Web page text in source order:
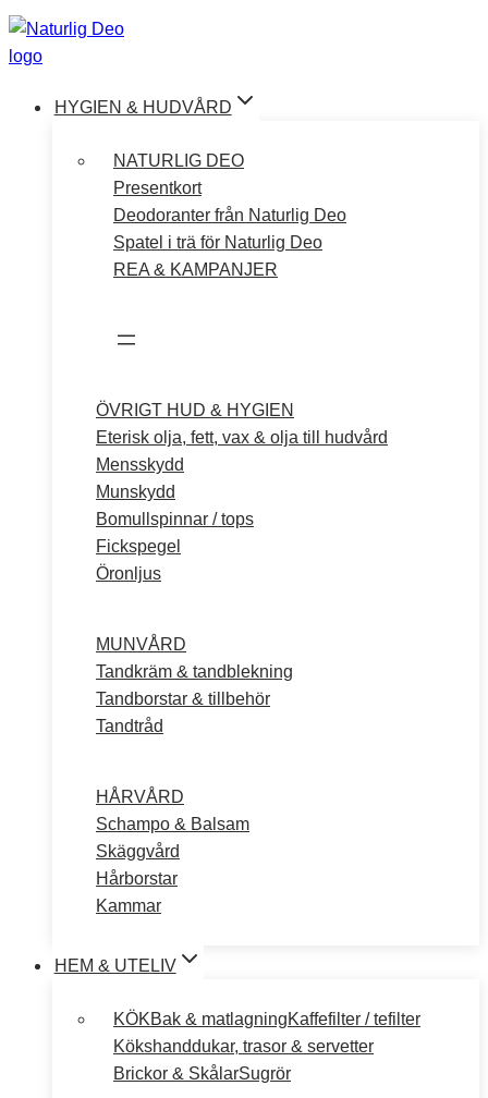
Hoppa
till
HYGIEN & HUDVÅRD
NATURLIG DEO
Presentkort
Deodoranter från Naturlig Deo
Spatel i trä för Naturlig Deo
REA & KAMPANJER
ÖVRIGT HUD & HYGIEN
Eterisk olja, fett, vax & olja till hudvård
Mensskydd
Munskydd
Bomullspinnar / tops
Fickspegel
Öronljus
MUNVÅRD
Tandkräm & tandblekning
Tandborstar & tillbehör
Tandtråd
HÅRVÅRD
Schampo & Balsam
Skäggvård
Hårborstar
Kammar
HEM & UTELIV
KÖKBak & matlagningKaffefilter / tefilter
Kökshanddukar, trasor & servetter
Brickor & SkålarSugrör